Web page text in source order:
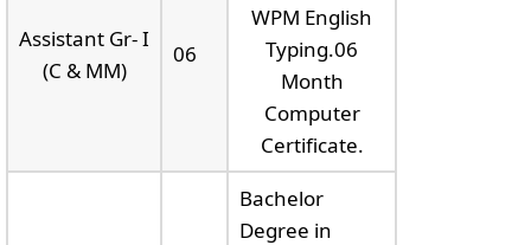
WPM English
Typing.06
Month
Computer
Certificate.
Assistant Gr- I
(C & MM)
06
Bachelor
Degree in